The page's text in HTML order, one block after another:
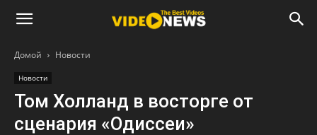
Домой Новости
Новости
Том Холланд в восторге от
сценария «Одиссеи»